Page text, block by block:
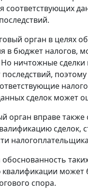
соответствующих
орган в целях
в бюджет налогов,
Но ничтожные сделки
сделок может
орган вправе также
сделок,
может
спора.